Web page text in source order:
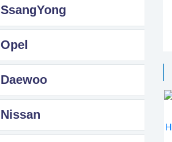
SsangYong
Opel
Daewoo
Nissan